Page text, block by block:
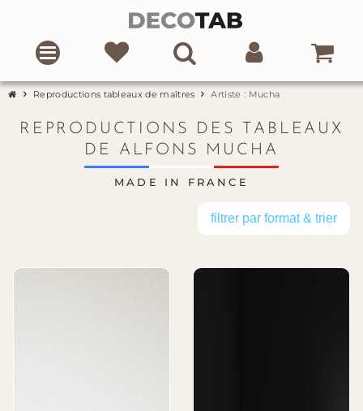
Reproductions tableaux de maîtres Artiste : Mucha
REPRODUCTIONS DES TABLEAUX
DE ALFONS MUCHA
MADE IN FRANCE
filtrer par format & trier